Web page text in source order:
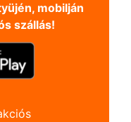
mobilján
szállás!